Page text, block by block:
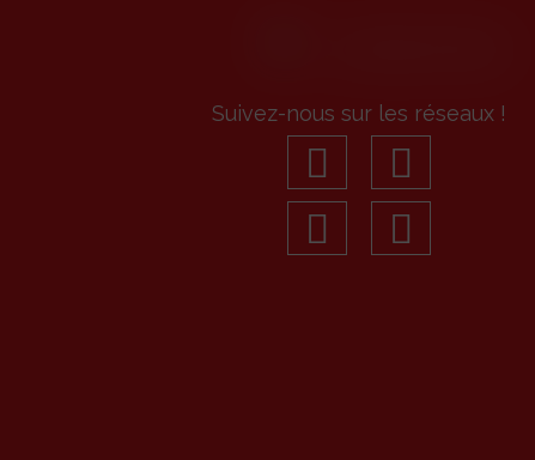
Suivez-nous sur les réseaux !
facebook
linkedin